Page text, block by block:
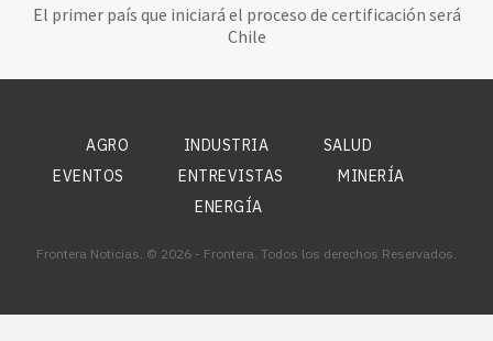
El primer país que iniciará el proceso de certificación será
Chile
AGRO INDUSTRIA
SALUD
EVENTOS
ENTREVISTAS
MINERÍA
ENERGÍA
Frontera Noticias. © 2026 - Frontera. Todos los derechos Reservados.